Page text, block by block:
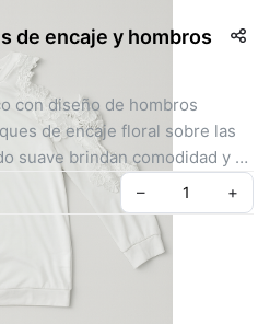
de encaje y hombros
con diseño de hombros
de encaje floral sobre las
suave brindan comodidad y
ocasiones semi-formales
un toque femenino y
con jeans o faldas de corte
– +